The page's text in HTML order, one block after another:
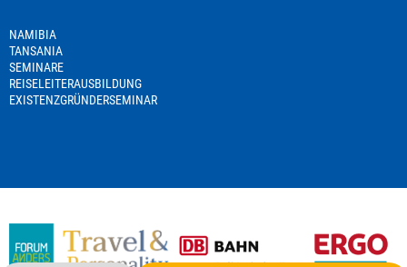
NAMIBIA
TANSANIA
SEMINARE
REISELEITERAUSBILDUNG
EXISTENZGRÜNDERSEMINAR